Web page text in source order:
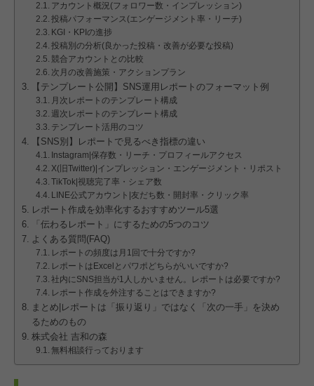
アカウント概況(フォロワー数・インプレッション)
投稿パフォーマンス(エンゲージメント率・リーチ)
KGI・KPIの進捗
投稿別の分析(良かった投稿・改善が必要な投稿)
競合アカウントとの比較
次月の改善施策・アクションプラン
【テンプレート公開】SNS運用レポートのフォーマット例
月次レポートのテンプレート構成
週次レポートのテンプレート構成
テンプレート活用のコツ
【SNS別】レポートで見るべき指標の違い
Instagram|保存数・リーチ・プロフィールアクセス
X(旧Twitter)|インプレッション・エンゲージメント・リポスト
TikTok|視聴完了率・シェア数
LINE公式アカウント|友だち数・開封率・クリック率
レポート作成を効率化するおすすめツール5選
「伝わるレポート」にするための5つのコツ
よくある質問(FAQ)
レポートの頻度は月1回で十分ですか?
レポートはExcelとパワポどちらがいいですか?
社内にSNS担当が1人しかいません。レポートは必要ですか?
レポート作成を外注することはできますか?
まとめ|レポートは「振り返り」ではなく「次の一手」を決め
るためのもの
株式会社 吉和の森
無料相談行っております